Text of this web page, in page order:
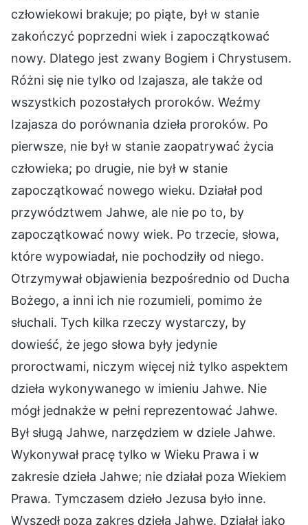
człowiekowi brakuje; po piąte, był w stanie
zakończyć poprzedni wiek i zapoczątkować
nowy. Dlatego jest zwany Bogiem i Chrystusem.
Różni się nie tylko od Izajasza, ale także od
wszystkich pozostałych proroków. Weźmy
Izajasza do porównania dzieła proroków. Po
pierwsze, nie był w stanie zaopatrywać życia
człowieka; po drugie, nie był w stanie
zapoczątkować nowego wieku. Działał pod
przywództwem Jahwe, ale nie po to, by
zapoczątkować nowy wiek. Po trzecie, słowa,
które wypowiadał, nie pochodziły od niego.
Otrzymywał objawienia bezpośrednio od Ducha
Bożego, a inni ich nie rozumieli, pomimo że
słuchali. Tych kilka rzeczy wystarczy, by
dowieść, że jego słowa były jedynie
proroctwami, niczym więcej niż tylko aspektem
dzieła wykonywanego w imieniu Jahwe. Nie
mógł jednakże w pełni reprezentować Jahwe.
Był sługą Jahwe, narzędziem w dziele Jahwe.
Wykonywał pracę tylko w Wieku Prawa i w
zakresie dzieła Jahwe; nie działał poza Wiekiem
Prawa. Tymczasem dzieło Jezusa było inne.
Wyszedł poza zakres dzieła Jahwe. Działał jako